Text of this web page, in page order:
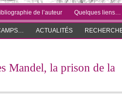
de l’auteur Quelques liens…
ACTUALITÉS
Mandel, la prison de la